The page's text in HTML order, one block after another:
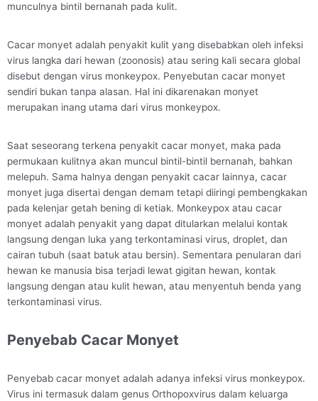
munculnya bintil bernanah pada kulit.
Cacar monyet adalah penyakit kulit yang disebabkan oleh infeksi
virus langka dari hewan (zoonosis) atau sering kali secara global
disebut dengan virus monkeypox. Penyebutan cacar monyet
sendiri bukan tanpa alasan. Hal ini dikarenakan monyet
merupakan inang utama dari virus monkeypox.
Saat seseorang terkena penyakit cacar monyet, maka pada
permukaan kulitnya akan muncul bintil-bintil bernanah, bahkan
melepuh. Sama halnya dengan penyakit cacar lainnya, cacar
monyet juga disertai dengan demam tetapi diiringi pembengkakan
pada kelenjar getah bening di ketiak. Monkeypox atau cacar
monyet adalah penyakit yang dapat ditularkan melalui kontak
langsung dengan luka yang terkontaminasi virus, droplet, dan
cairan tubuh (saat batuk atau bersin). Sementara penularan dari
hewan ke manusia bisa terjadi lewat gigitan hewan, kontak
langsung dengan atau kulit hewan, atau menyentuh benda yang
terkontaminasi virus.
Penyebab Cacar Monyet
Penyebab cacar monyet adalah adanya infeksi virus monkeypox.
Virus ini termasuk dalam genus Orthopoxvirus dalam keluarga